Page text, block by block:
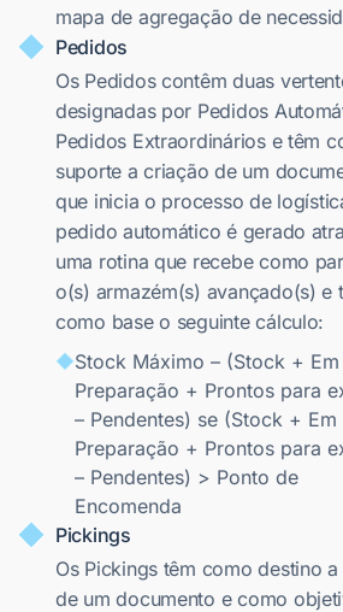
mapa de agregação de
Pedidos
Os Pedidos contêm duas
designadas por Pedidos
Pedidos Extraordinários e têm
suporte a criação de um
que inicia o processo de
pedido automático é gerado
uma rotina que recebe como
o(s) armazém(s) avançado(s) e
como base o seguinte cálculo:
Stock Máximo – (Stock + Em
Preparação + Prontos para
– Pendentes) se (Stock + Em
Preparação + Prontos para
– Pendentes) > Ponto de
Encomenda
Pickings
Os Pickings têm como destino
de um documento e como